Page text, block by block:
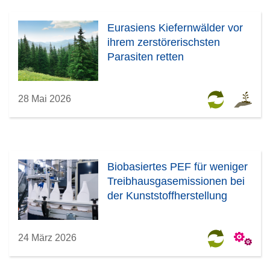
Eurasiens Kiefernwälder vor
ihrem zerstörerischsten
Parasiten retten
28 Mai 2026
Biobasiertes PEF für weniger
Treibhausgasemissionen bei
der Kunststoffherstellung
24 März 2026